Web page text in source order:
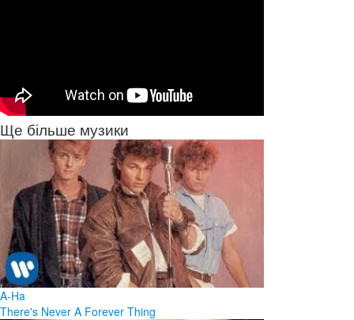
Ще більше музики
A-Ha
There's Never A Forever Thing